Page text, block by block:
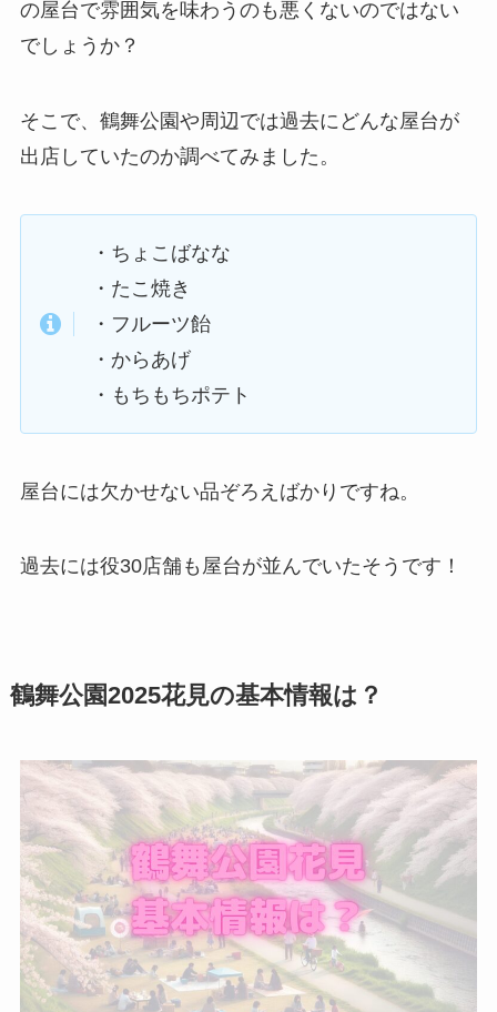
の屋台で雰囲気を味わうのも悪くないのではない
でしょうか？
そこで、鶴舞公園や周辺では過去にどんな屋台が
出店していたのか調べてみました。
・ちょこばなな
・たこ焼き
・フルーツ飴
・からあげ
・もちもちポテト
屋台には欠かせない品ぞろえばかりですね。
過去には役30店舗も屋台が並んでいたそうです！
鶴舞公園2025花見の基本情報は？